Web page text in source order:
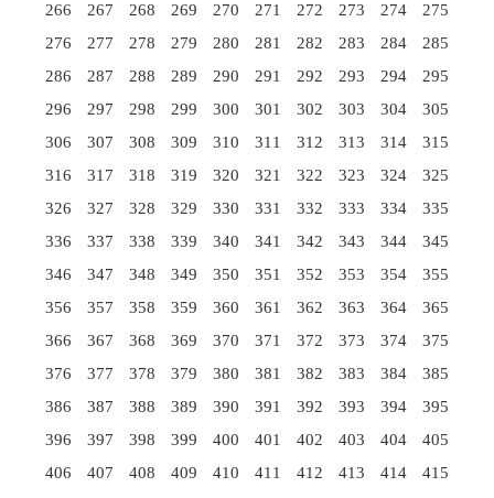
266
267 268 269 270 271 272 273 274
275
276
277 278 279 280 281 282 283 284
285
286
287 288 289 290 291 292 293 294
295
296
297 298 299 300 301 302 303 304
305
306
307 308 309 310 311 312 313 314
315
316
317 318 319 320 321 322 323 324
325
326
327 328 329 330 331 332 333 334
335
336
337 338 339 340 341 342 343 344
345
346
347 348 349 350 351 352 353 354
355
356
357 358 359 360 361 362 363 364
365
366
367 368 369 370 371 372 373 374
375
376
377 378 379 380 381 382 383 384
385
386
387 388 389 390 391 392 393 394
395
396
397 398 399 400 401 402 403 404
405
406
407 408 409 410 411 412 413 414
415